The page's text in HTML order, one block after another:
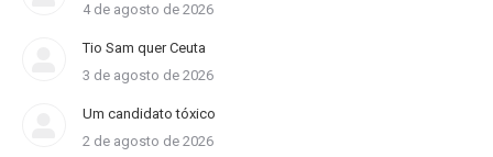
4 de agosto de 2026
Tio Sam quer Ceuta
3 de agosto de 2026
Um candidato tóxico
2 de agosto de 2026